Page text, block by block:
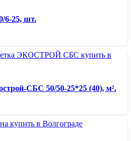
6-25, шт.
СБС 50/50-25*25 (40), м².